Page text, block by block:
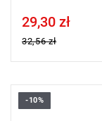
Price tax included
29,30 zł
32,56 zł
• Rozmiar: 5,5 mm
-10%